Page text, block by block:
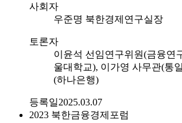
사회자
우준명 북한경제연구실장
토론자
이윤석 선임연구위원(금융연
울대학교), 이가영 사무관(통
(하나은행)
등록일2025.03.07
2023 북한금융경제포럼